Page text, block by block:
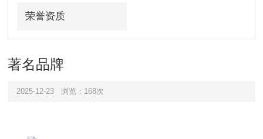
荣誉资质
著名品牌
2025-12-23 浏览：168次